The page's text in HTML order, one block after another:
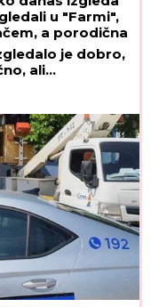
u "Farmi",
a porodična
je dobro,
ali...